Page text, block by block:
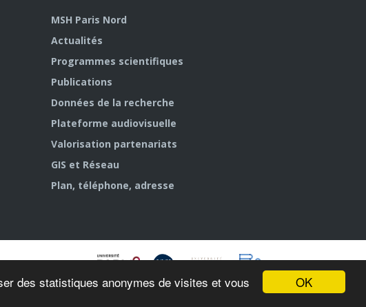
OK
des statistiques anonymes de visites et vous
MSH Paris Nord
Actualités
Programmes scientifiques
Publications
Données de la recherche
Plateforme audiovisuelle
Valorisation partenariats
GIS et Réseau
Plan, téléphone, adresse